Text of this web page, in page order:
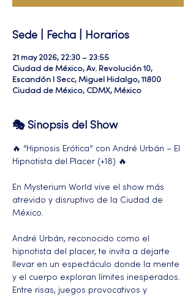
Sede | Fecha | Horarios
21 may 2026, 22:30 – 23:55
Ciudad de México, Av. Revolución 10,
Escandón I Secc, Miguel Hidalgo, 11800
Ciudad de México, CDMX, México
🎭 Sinopsis del Show
🔥 “Hipnosis Erótica” con André Urbán – El
Hipnotista del Placer (+18) 🔥
En Mysterium World vive el show más
atrevido y disruptivo de la Ciudad de
México.
André Urbán, reconocido como el
hipnotista del placer, te invita a dejarte
llevar en un espectáculo donde la mente
y el cuerpo exploran límites inesperados.
Entre risas, juegos provocativos y